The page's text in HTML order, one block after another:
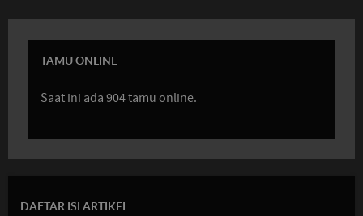
TAMU ONLINE
Saat ini ada 904 tamu online.
DAFTAR ISI ARTIKEL